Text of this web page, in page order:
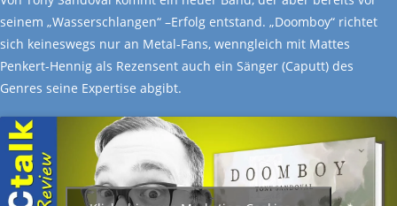
seinem „Wasserschlangen“ –Erfolg entstand. „Doomboy“ richtet
sich keineswegs nur an Metal-Fans, wenngleich mit Mattes
Penkert-Hennig als Rezensent auch ein Sänger (Caputt) des
Genres seine Expertise abgibt.